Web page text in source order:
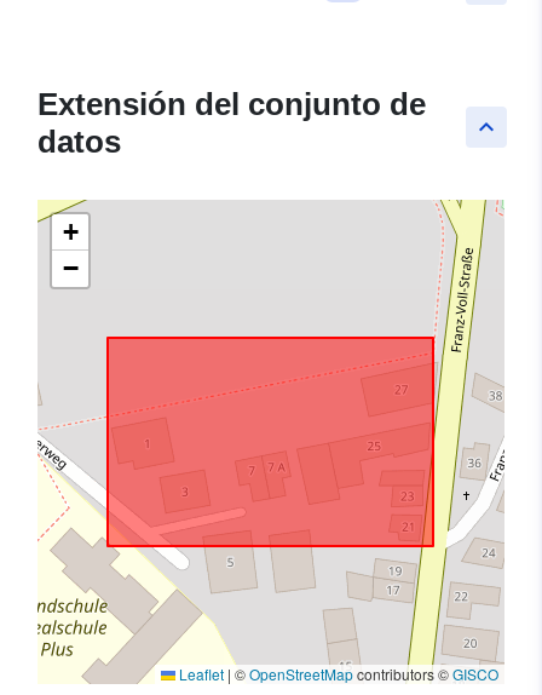
keyboard_arrow_up
Extensión del conjunto de
datos
+
−
Leaflet | ©OpenStreetMapcontributors ©GISCO